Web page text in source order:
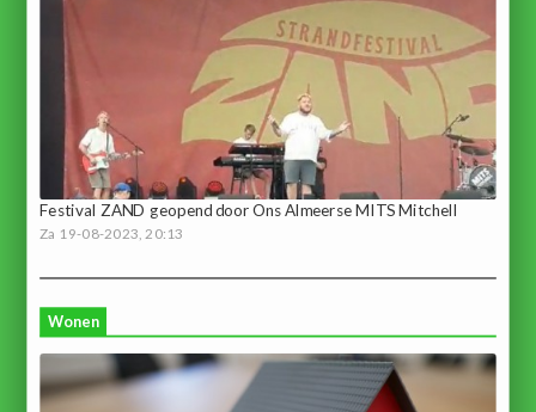
Festival ZAND geopend door Ons Almeerse MITS Mitchell
Za 19-08-2023, 20:13
Wonen